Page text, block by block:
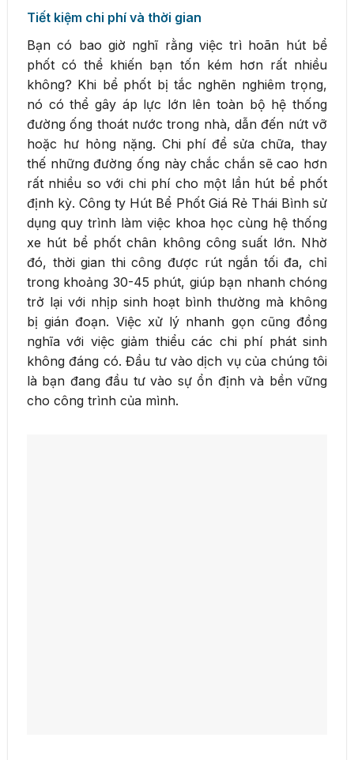
Tiết kiệm chi phí và thời gian
Bạn có bao giờ nghĩ rằng việc trì hoãn hút bể
phốt có thể khiến bạn tốn kém hơn rất nhiều
không? Khi bể phốt bị tắc nghẽn nghiêm trọng,
nó có thể gây áp lực lớn lên toàn bộ hệ thống
đường ống thoát nước trong nhà, dẫn đến nứt vỡ
hoặc hư hỏng nặng. Chi phí để sửa chữa, thay
thế những đường ống này chắc chắn sẽ cao hơn
rất nhiều so với chi phí cho một lần hút bể phốt
định kỳ. Công ty Hút Bể Phốt Giá Rẻ Thái Bình sử
dụng quy trình làm việc khoa học cùng hệ thống
xe hút bể phốt chân không công suất lớn. Nhờ
đó, thời gian thi công được rút ngắn tối đa, chỉ
trong khoảng 30-45 phút, giúp bạn nhanh chóng
trở lại với nhịp sinh hoạt bình thường mà không
bị gián đoạn. Việc xử lý nhanh gọn cũng đồng
nghĩa với việc giảm thiểu các chi phí phát sinh
không đáng có. Đầu tư vào dịch vụ của chúng tôi
là bạn đang đầu tư vào sự ổn định và bền vững
cho công trình của mình.